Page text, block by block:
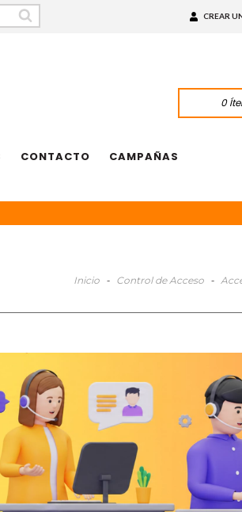
CREAR
0
CONTACTO
CAMPAÑAS
Inicio - Control de Acceso -